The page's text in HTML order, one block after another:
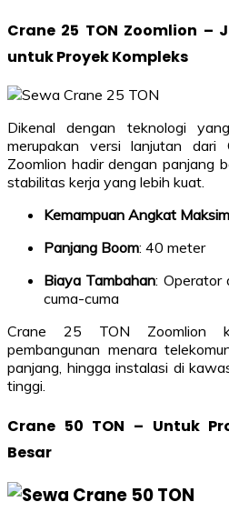
Crane 25 TON Zoomlion –
untuk Proyek Kompleks
Dikenal dengan teknologi
merupakan versi lanjutan
Zoomlion hadir dengan panjang
stabilitas kerja yang lebih kuat.
Kemampuan Angkat
Panjang Boom: 40 meter
Biaya Tambahan: Operator
cuma-cuma
Crane 25 TON Zoomlion
pembangunan menara
panjang, hingga instalasi di
tinggi.
Crane 50 TON – Untuk
Besar